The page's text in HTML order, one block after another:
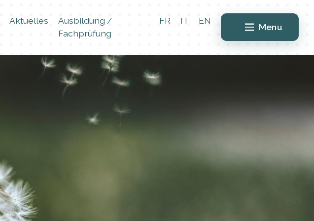
Aktuelles
Ausbildung /
Fachprüfung
FR IT EN
Menu